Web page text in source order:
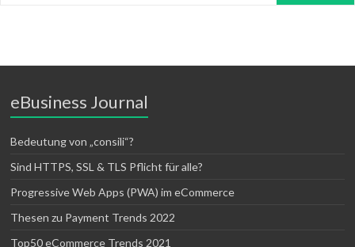
eBusiness Journal
Bedeutung von „consili“?
Sind HTTPS, SSL & TLS Pflicht für alle?
Progressive Web Apps (PWA) im eCommerce
Thesen zu Payment Trends 2022
Top50 eCommerce Trends 2021